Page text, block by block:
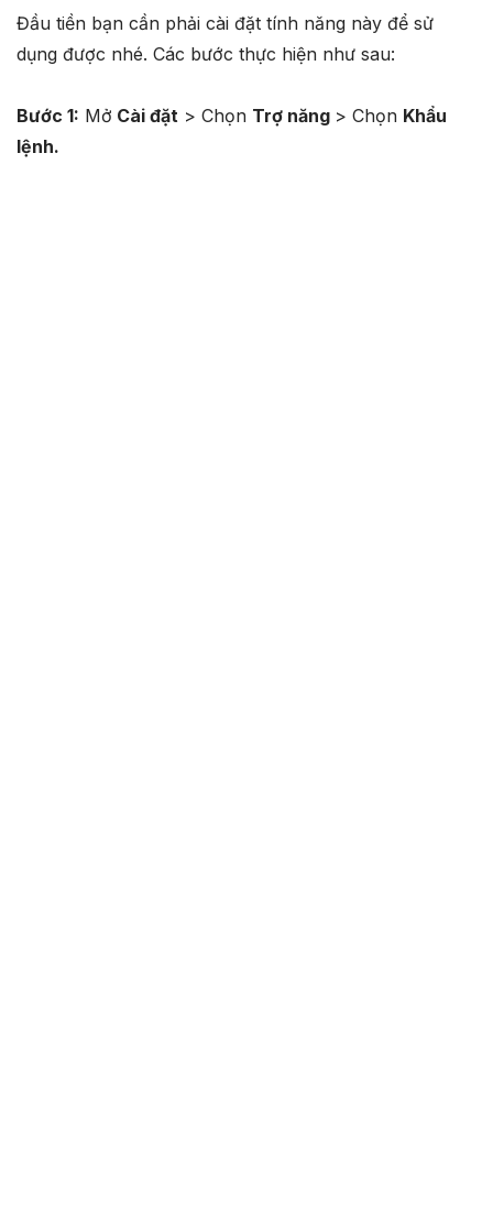
Đầu tiền bạn cần phải cài đặt tính năng này để sử
dụng được nhé. Các bước thực hiện như sau:
Bước 1: Mở Cài đặt > Chọn Trợ năng > Chọn Khẩu
lệnh.